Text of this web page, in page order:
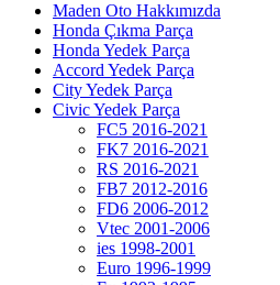
Maden Oto Hakkımızda
Honda Çıkma Parça
Honda Yedek Parça
Accord Yedek Parça
City Yedek Parça
Civic Yedek Parça
FC5 2016-2021
FK7 2016-2021
RS 2016-2021
FB7 2012-2016
FD6 2006-2012
Vtec 2001-2006
ies 1998-2001
Euro 1996-1999